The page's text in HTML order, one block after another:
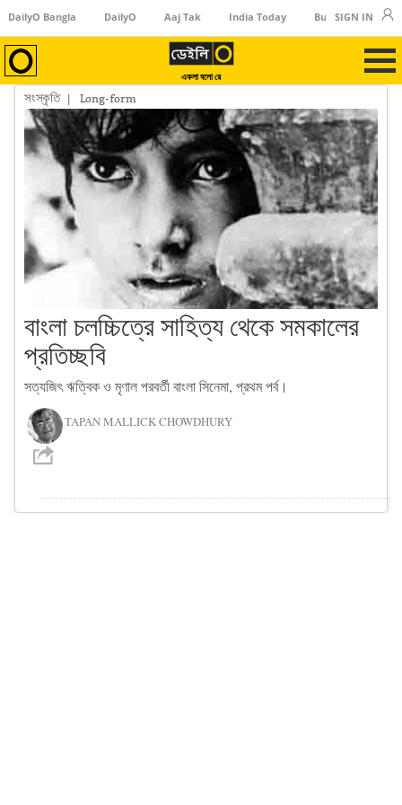
DailyO Bangla DailyO Aaj Tak India Today Business Today
SIGN IN
একলা বলো রে
সংস্কৃতি | Long-form
বাংলা চলচ্চিত্রে সাহিত্য থেকে সমকালের
প্রতিচ্ছবি
সত্যজিৎ ঋত্বিক ও মৃণাল পরবর্তী বাংলা সিনেমা, প্রথম পর্ব।
TAPAN MALLICK CHOWDHURY